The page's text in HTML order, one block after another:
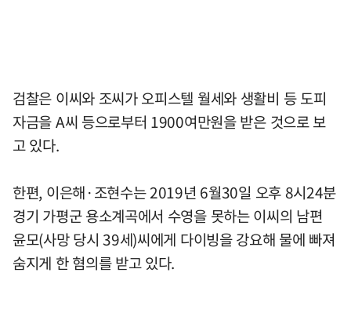
검찰은 이씨와 조씨가 오피스텔 월세와 생활비 등 도피
자금을 A씨 등으로부터 1900여만원을 받은 것으로 보
고 있다.
한편, 이은해·조현수는 2019년 6월30일 오후 8시24분
경기 가평군 용소계곡에서 수영을 못하는 이씨의 남편
윤모(사망 당시 39세)씨에게 다이빙을 강요해 물에 빠져
숨지게 한 혐의를 받고 있다.